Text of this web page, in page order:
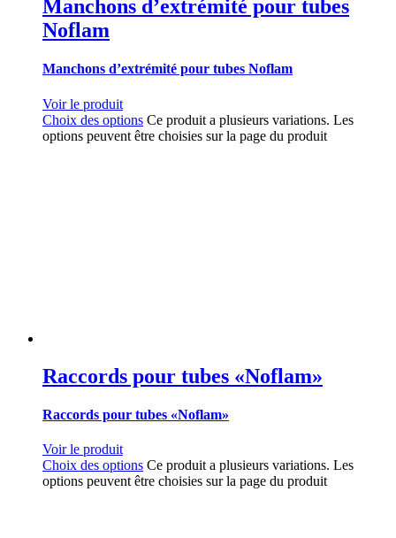
Manchons d’extrémité pour tubes
Noflam
Manchons d’extrémité pour tubes Noflam
Voir le produit
Choix des options Ce produit a plusieurs variations. Les
options peuvent être choisies sur la page du produit
Raccords pour tubes «Noflam»
Raccords pour tubes «Noflam»
Voir le produit
Choix des options Ce produit a plusieurs variations. Les
options peuvent être choisies sur la page du produit